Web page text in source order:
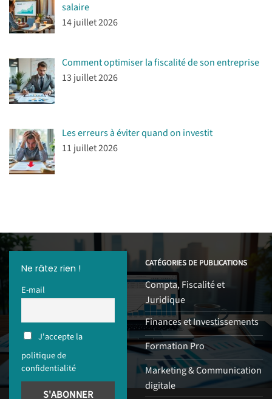
salaire
14 juillet 2026
Comment optimiser la fiscalité de son entreprise
13 juillet 2026
Les erreurs à éviter quand on investit
11 juillet 2026
Ne râtez rien !
E-mail
J'accepte la
politique de
confidentialité
CATÉGORIES DE PUBLICATIONS
Compta, Fiscalité et
Juridique
Finances et Investissements
Formation Pro
Marketing & Communication
digitale